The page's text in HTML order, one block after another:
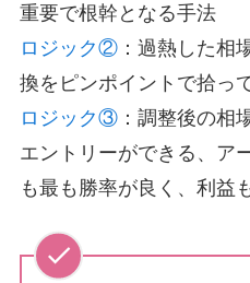
重要で根幹となる手法
ロジック②：過熱した相
換をピンポイントで拾っ
ロジック③：調整後の相
エントリーができる、ア
も最も勝率が良く、利益